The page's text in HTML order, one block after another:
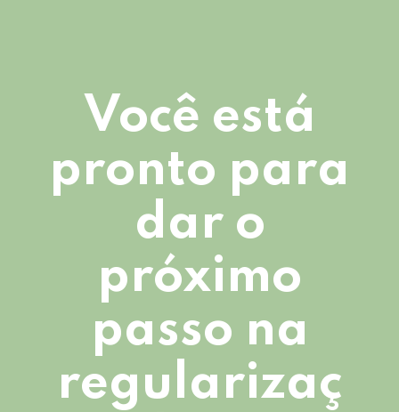
Você está
pronto para
dar o
próximo
passo na
regularizaç